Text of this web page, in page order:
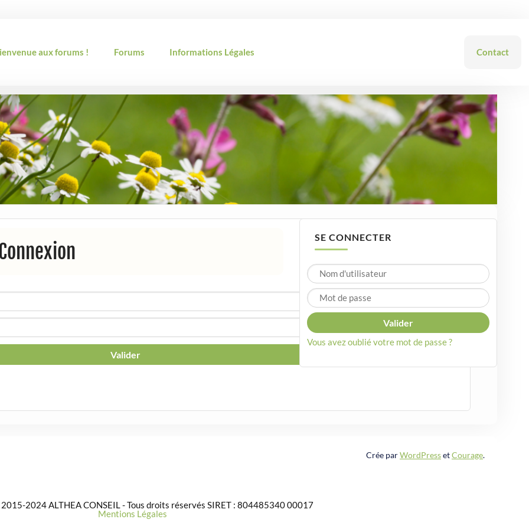
aux forums !
Forums Informations Légales Contact
SE CONNECTER
Vous avez oublié votre mot de passe ?
Crée parWordPressetCourage.
2024 ALTHEA CONSEIL - Tous droits réservés SIRET : 804485340 00017
Mentions Légales